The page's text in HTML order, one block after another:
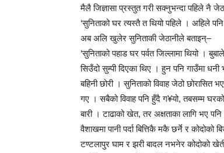
मैलै जिज्ञासा प्रस्तुत गरी सक्नुभन्दा पहिले नै
‘सुनिताको घर त्यस्तै त थियो पहिले । अहिले
अब अलि खुलेर सुनिताकी जेठानीले बताइन्–
‘सुनिताको पहाड घर पर्वत जिल्लामा थियो ।
सिउँदो सुम्पी दिएका थिए । हुन पनि गाउँमा
बहिनी छोरी । सुनिताको विवाह जेठो
गए । सबैको विवाह पनि हुँदै ग¥यो, तबसम्म
बारी । टाढाको खेत, तर अक्षताका लागि भए
वैशाखमा पानी पर्दा बित्तिकै मकै छर्ने र
टण्टलापुर घाम र झरी बादल नभनेर कोदोको